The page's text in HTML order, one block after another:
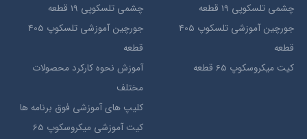
چشمی تلسکوپی 19 قطعه
جورچین آموزشی تلسکوپ 405
قطعه
کیت میکروسکوپ 65 قطعه
چشمی تلسکوپی 19 قطعه
جورچین آموزشی تلسکوپ 405
قطعه
آموزش نحوه کارکرد محصولات
مختلف
کلیپ های آموزشی فوق برنامه ها
کیت آموزشی میکروسکوپ 65